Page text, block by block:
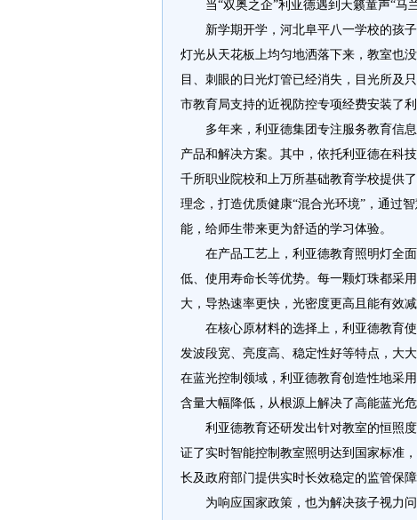
当“双奥之企”利亚德遇到天籁童声“
新学期开学，河北阜平八一学校的孩
灯光从天花板上均匀地洒落下来，教室也
目、刺眼的日光灯管已经消失，目光所及
市教育局支持的近视防控专项经费安装了
多年来，利亚德集团专注服务教育信
产品和解决方案。其中，依托利亚德在科
千所职业院校和上万所基础教育学校提供
理念，打造优质健康“混合光环境”，通过
能，给师生带来更为舒适的学习体验。
在产品工艺上，利亚德教育照明灯全
低、使用寿命长等优势。每一颗灯珠都采
大，导热速率更快，光密度更高且能有效
在核心原材料的选择上，利亚德教育
发波段宽、亮度高、稳定性好等特点，大
在蓝光控制领域，利亚德教育创造性地采
含量大幅降低，从根源上解决了高能蓝光危
利亚德教育还研发出针对教室的恒照
证了实时智能控制教室照明达到国家标准
长及政府部门提供实时长效稳定的监管保障
为响应国家政策，也为解决孩子视力